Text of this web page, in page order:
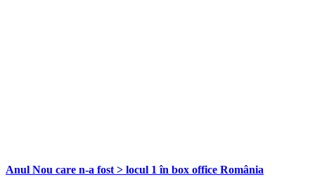
Anul Nou care n-a fost > locul 1 în box office România